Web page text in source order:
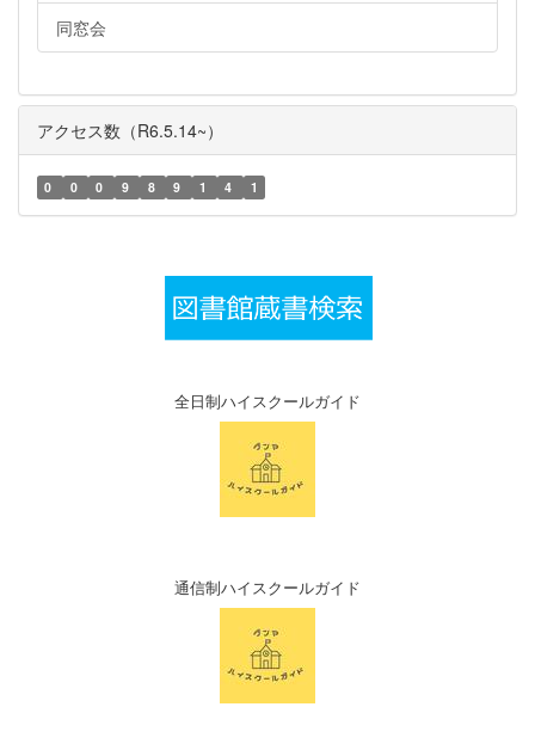
同窓会
アクセス数（R6.5.14~）
0 0 0 9 8 9 1 4 1
全日制ハイスクールガイド
通信制ハイスクールガイド